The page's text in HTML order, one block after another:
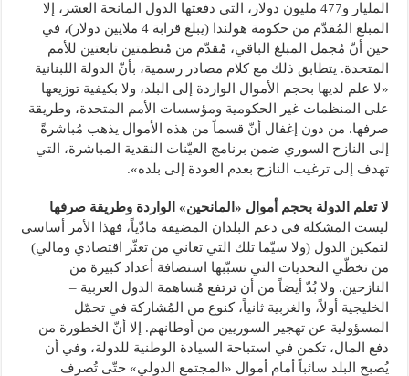
المليار و477 مليون دولار، التي دفعتها الدول المانحة العشر، إلا
المبلغ المُقدّم من حكومة هولندا (يبلغ قرابة 4 ملايين دولار)، في
حين أنّ مُجمل المبلغ الباقي، مُقدّم من مُنظمتين تابعتين للأمم
المتحدة. يتطابق ذلك مع كلام مصادر رسمية، بأنّ الدولة اللبنانية
«لا علم لديها بحجم الأموال الواردة إلى البلد، ولا بكيفية توزيعها
على المنظمات غير الحكومية ومؤسسات الأمم المتحدة، وطريقة
صرفها. من دون إغفال أنّ قسماً من هذه الأموال يذهب مُباشرةً
إلى النازح السوري ضمن برنامج العيّنات النقدية المباشرة، التي
تهدف إلى ترغيب النازح بعدم العودة إلى بلده».
لا تعلم الدولة بحجم أموال «المانحين» الواردة وطريقة صرفها
ليست المشكلة في دعم البلدان المضيفة مادّياً، فهذا الأمر أساسي
لتمكين الدول (ولا سيّما تلك التي تعاني من تعثّر اقتصادي ومالي)
من تخطّي التحديات التي تسبّبها استضافة أعداد كبيرة من
النازحين. ولا بُدّ أيضاً من أن ترتفع مُساهمة الدول العربية –
الخليجية أولاً، والغربية ثانياً، كنوع من المُشاركة في تحمّل
المسؤولية عن تهجير السوريين من أوطانهم. إلا أنّ الخطورة من
دفع المال، تكمن في استباحة السيادة الوطنية للدولة، وفي أن
يُصبح البلد سائباً أمام أموال «المجتمع الدولي» حتّى تُصرف